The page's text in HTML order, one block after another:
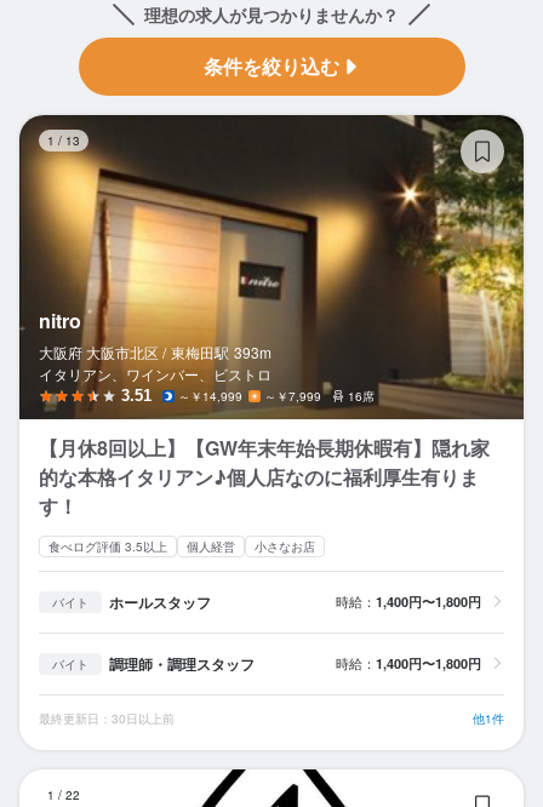
理想の求人が見つかりませんか？
条件を絞り込む
1 / 13
nitro
大阪府 大阪市北区 / 東梅田駅 393m
イタリアン、ワインバー、ビストロ
3.51 ～￥14,999 ～￥7,999 16席
【月休8回以上】【GW年末年始長期休暇有】隠れ家
的な本格イタリアン♪個人店なのに福利厚生有りま
す！
食べログ評価 3.5以上 個人経営 小さなお店
バイト ホールスタッフ 時給： 1,400円〜1,800円
バイト 調理師・調理スタッフ 時給： 1,400円〜1,800円
最終更新日：30日以上前 他1件
1 / 22